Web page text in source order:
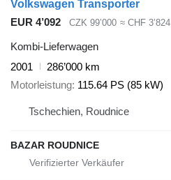
Volkswagen Transporter
EUR 4’092
CZK 99’000 ≈ CHF 3’824
Kombi-Lieferwagen
2001
286’000 km
Motorleistung 115.64 PS (85 kW)
Tschechien, Roudnice
BAZAR ROUDNICE